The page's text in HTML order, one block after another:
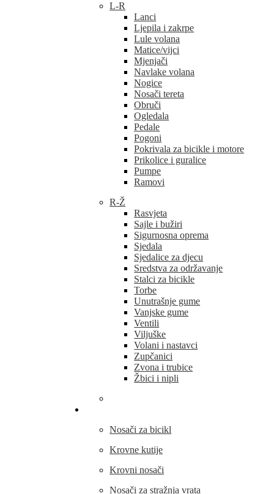
L-R
Lanci
Ljepila i zakrpe
Lule volana
Matice/vijci
Mjenjači
Navlake volana
Nogice
Nosači tereta
Obruči
Ogledala
Pedale
Pogoni
Pokrivala za bicikle i motore
Prikolice i guralice
Pumpe
Ramovi
R-Ž
Rasvjeta
Sajle i bužiri
Sigurnosna oprema
Sjedala
Sjedalice za djecu
Sredstva za održavanje
Stalci za bicikle
Torbe
Unutrašnje gume
Vanjske gume
Ventili
Viljuške
Volani i nastavci
Zupčanici
Zvona i trubice
Žbici i nipli
Nosači za bicikl
Krovne kutije
Krovni nosači
Nosači za stražnja vrata